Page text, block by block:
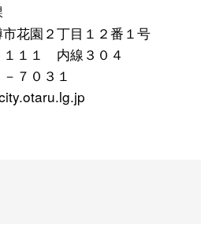
花園２丁目１２番１号
１１ 内線３０４
７０３１